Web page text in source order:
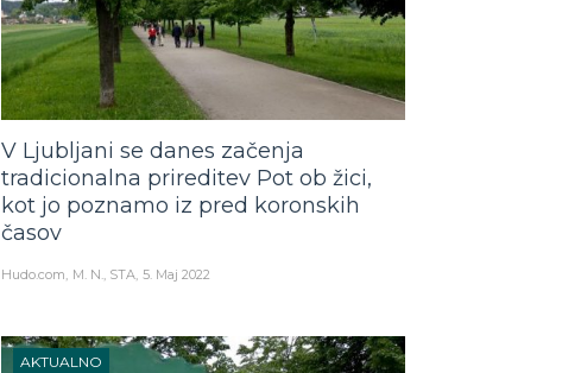
V Ljubljani se danes začenja
tradicionalna prireditev Pot ob žici,
kot jo poznamo iz pred koronskih
časov
Hudo.com M. N., STA 5. Maj 2022
AKTUALNO